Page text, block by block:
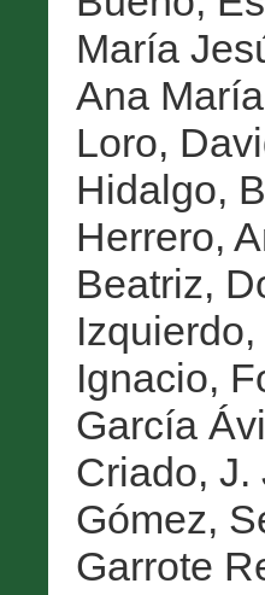
María
Ana María
Loro,
Hidalgo,
Herrero,
Beatriz,
Ignacio,
García
Criado, J.
Gómez,
Garrote